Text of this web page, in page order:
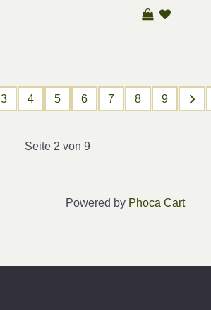
3 4 5 6 7 8 9
Seite 2 von 9
Powered by Phoca Cart